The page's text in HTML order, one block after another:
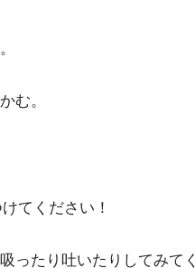
む。
てください！
ったり吐いたりしてみてく